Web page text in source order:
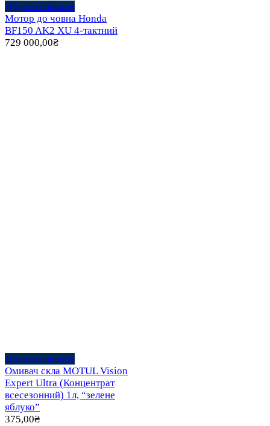
Додати в кошик
Мотор до човна Honda
BF150 AK2 XU 4-тактний
729 000,00₴
Додати в кошик
Омивач скла MOTUL Vision
Expert Ultra (Концентрат
всесезонний) 1л, “зелене
яблуко”
375,00₴